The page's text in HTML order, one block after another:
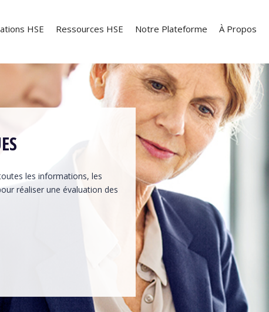
HSE Ressources HSE Notre Plateforme À Propos
les informations, les
réaliser une évaluation des